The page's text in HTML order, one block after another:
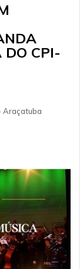
DO CPI-
Araçatuba